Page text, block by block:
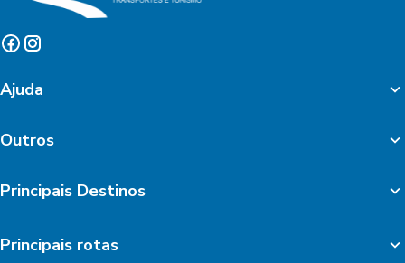
Ajuda
Outros
Principais Destinos
Principais rotas